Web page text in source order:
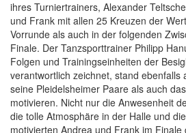
ihres Turniertrainers, Alexander
und Frank mit allen 25 Kreuzen der
Vorrunde als auch in der folgenden
Finale. Der Tanzsporttrainer Philipp
Folgen und Trainingseinheiten der
verantwortlich zeichnet, stand ebenfalls
seine Pleidelsheimer Paare als auch
motivieren. Nicht nur die Anwesenheit
die tolle Atmosphäre in der Halle und
motivierten Andrea und Frank im